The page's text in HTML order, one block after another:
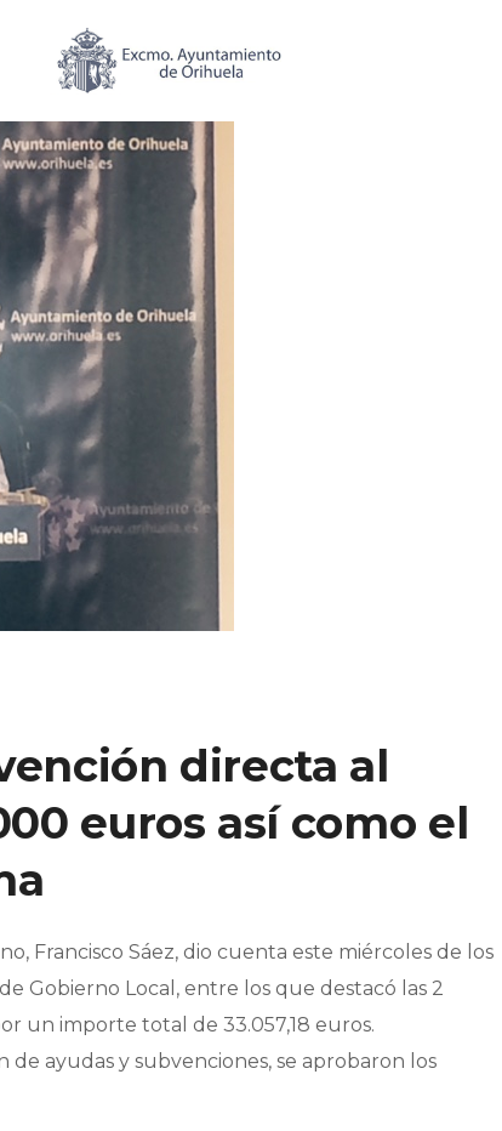
directa al
euros así como el
Francisco Sáez, dio cuenta este miércoles de los
Gobierno Local, entre los que destacó las 2
un importe total de 33.057,18 euros.
de ayudas y subvenciones, se aprobaron los